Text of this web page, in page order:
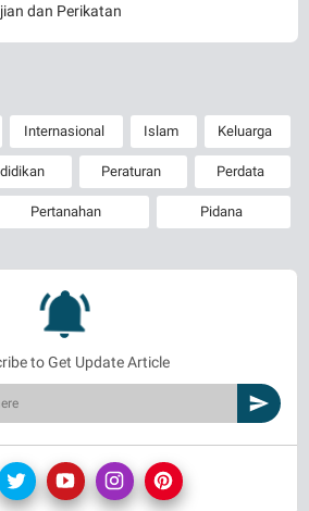
dan Perikatan
Internasional Islam Keluarga
Peraturan Perdata
Pertanahan Pidana
to Get Update Article